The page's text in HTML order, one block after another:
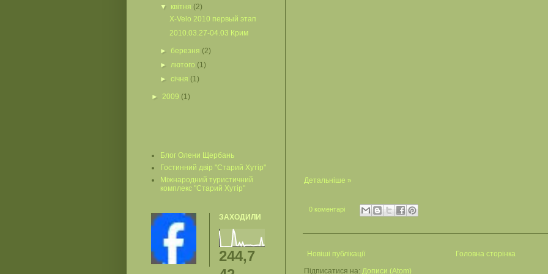
Детальніше »
0 коментарі
Новіші публікації
Головна сторінка
Підписатися на: Дописи (Atom)
▼ квітня (2)
Х-Velo 2010 первый этап
2010.03.27-04.03 Крим
► березня (2)
►лютого (1)
►січня (1)
► 2009 (1)
Блог Олени Щербань
Гостинний двір "Старий Хутір"
Міжнародний туристичний
комплекс "Старий Хутір"
ЗАХОДИЛИ
244,7